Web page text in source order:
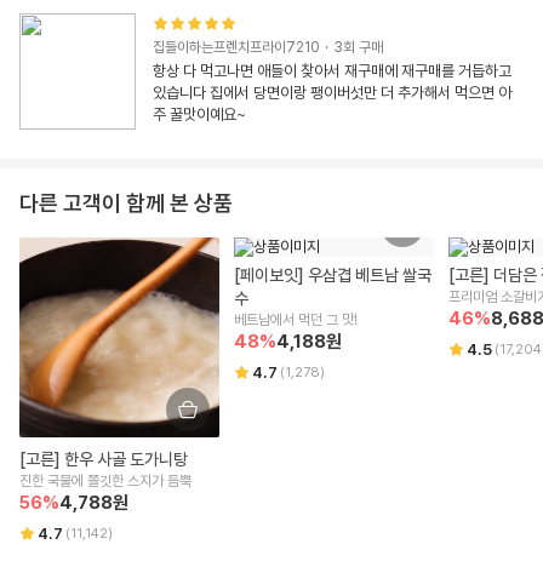
집들이하는프렌치프라이7210 · 3회 구매
항상 다 먹고나면 애들이 찾아서 재구매에 재구매를 거듭하고
있습니다 집에서 당면이랑 팽이버섯만 더 추가해서 먹으면 아
주 꿀맛이예요~
다른 고객이 함께 본 상품
[고른] 한우 사골 도가니탕
진한 국물에 쫄깃한 스지가 듬뿍
56%4,788원
4.7 (11,142)
[페이보잇] 우삼겹 베트남 쌀국
수
베트남에서 먹던 그 맛!
48%4,188원
4.7 (1,278)
[고른] 더담은
프리미엄 소갈비
46%8,688
4.5 (17,204